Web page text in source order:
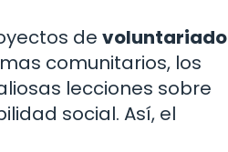
de voluntariado
comunitarios, los
lecciones sobre
social. Así, el